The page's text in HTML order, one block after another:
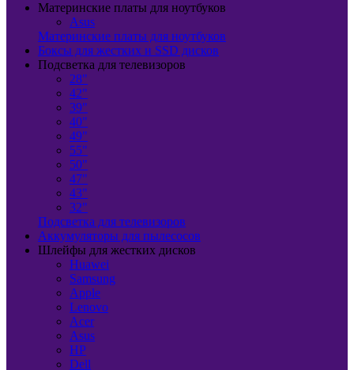
Материнские платы для ноутбуков
Asus
Материнские платы для ноутбуков
Боксы для жестких и SSD дисков
Подсветка для телевизоров
28"
42"
39"
40"
49"
55"
50"
47"
43"
32"
Подсветка для телевизоров
Аккумуляторы для пылесосов
Шлейфы для жестких дисков
Huawei
Samsung
Apple
Lenovo
Acer
Asus
HP
Dell